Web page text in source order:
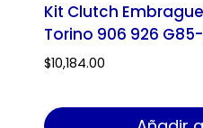
Kit Clutch
Torino 906 926
$10,184.00